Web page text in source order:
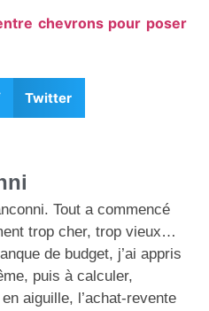
chevrons pour poser
Twitter
Tout a commencé
trop cher, trop vieux…
de budget, j’ai appris
puis à calculer,
aiguille, l’achat-revente